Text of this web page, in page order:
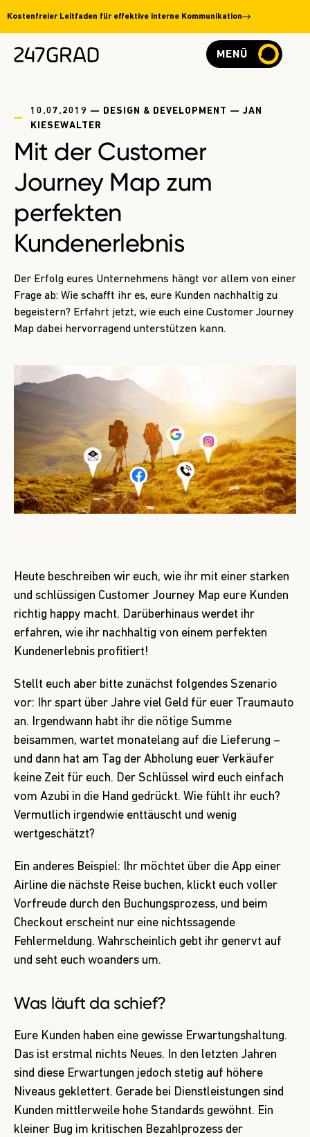
Kostenfreier Leitfaden für effektive interne Kommunikation
MENÜ
10.07.2019 — DESIGN & DEVELOPMENT — JAN
KIESEWALTER
Mit der Customer
Journey Map zum
perfekten
Kundenerlebnis
Der Erfolg eures Unternehmens hängt vor allem von einer
Frage ab: Wie schafft ihr es, eure Kunden nachhaltig zu
begeistern? Erfahrt jetzt, wie euch eine Customer Journey
Map dabei hervorragend unterstützen kann.
Heute beschreiben wir euch, wie ihr mit einer starken
und schlüssigen Customer Journey Map eure Kunden
richtig happy macht. Darüberhinaus werdet ihr
erfahren, wie ihr nachhaltig von einem perfekten
Kundenerlebnis profitiert!
Stellt euch aber bitte zunächst folgendes Szenario
vor: Ihr spart über Jahre viel Geld für euer Traumauto
an. Irgendwann habt ihr die nötige Summe
beisammen, wartet monatelang auf die Lieferung –
und dann hat am Tag der Abholung euer Verkäufer
keine Zeit für euch. Der Schlüssel wird euch einfach
vom Azubi in die Hand gedrückt. Wie fühlt ihr euch?
Vermutlich irgendwie enttäuscht und wenig
wertgeschätzt?
Ein anderes Beispiel: Ihr möchtet über die App einer
Airline die nächste Reise buchen, klickt euch voller
Vorfreude durch den Buchungsprozess, und beim
Checkout erscheint nur eine nichtssagende
Fehlermeldung. Wahrscheinlich gebt ihr genervt auf
und seht euch woanders um.
Was läuft da schief?
Eure Kunden haben eine gewisse Erwartungshaltung.
Das ist erstmal nichts Neues. In den letzten Jahren
sind diese Erwartungen jedoch stetig auf höhere
Niveaus geklettert. Gerade bei Dienstleistungen sind
Kunden mittlerweile hohe Standards gewöhnt. Ein
kleiner Bug im kritischen Bezahlprozess der